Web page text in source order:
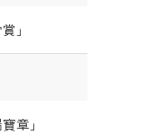
」
章」